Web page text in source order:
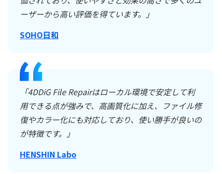
ーザーから高い評価を得ています。」
SOHO日和
「4DDiG File Repairはローカル環境で安定して利
用できる点が強みで、高画質化に加え、ファイル修
復やカラー化にも対応しており、使い勝手が良いの
が特徴です。」
HENSHIN Labo